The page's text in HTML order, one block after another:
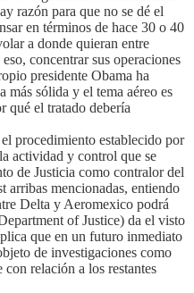
razón para que no se dé el
en términos de hace 30 o 40
a donde quieran entre
concentrar sus operaciones
presidente Obama ha
más sólida y el tema aéreo es
qué el tratado debería
procedimiento establecido por
actividad y control que se
de Justicia como contralor del
arribas mencionadas, entiendo
Delta y Aeromexico podrá
of Justice) da el visto
que en un futuro inmediato
de investigaciones como
con relación a los restantes